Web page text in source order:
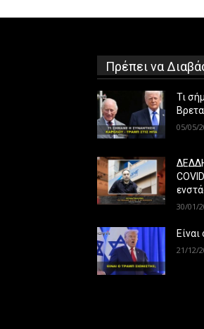
Πρέπει να
Τι
05/05/
30/01/
21/12/